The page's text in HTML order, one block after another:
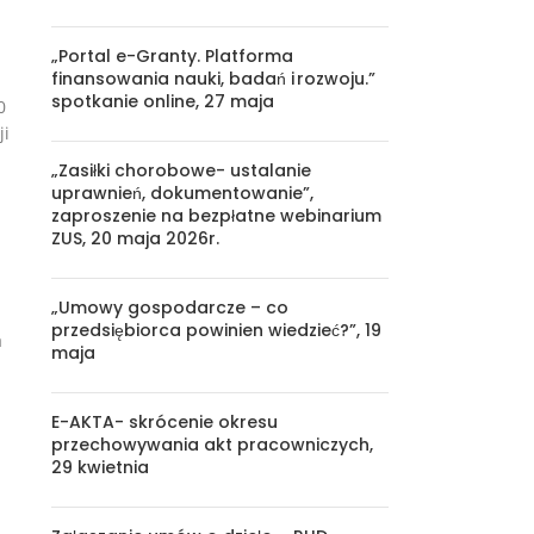
„Portal e-Granty. Platforma
finansowania nauki, badań i rozwoju.”
spotkanie online, 27 maja
„Zasiłki chorobowe- ustalanie
uprawnień, dokumentowanie”,
zaproszenie na bezpłatne webinarium
ZUS, 20 maja 2026r.
„Umowy gospodarcze – co
przedsiębiorca powinien wiedzieć?”, 19
maja
E-AKTA- skrócenie okresu
przechowywania akt pracowniczych,
29 kwietnia